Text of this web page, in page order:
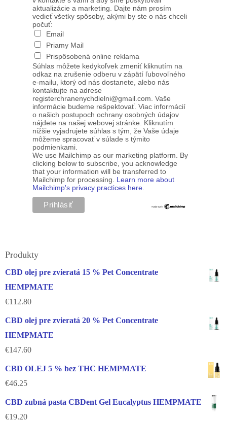
aktualizácie a marketing. Dajte nám prosím
vedieť všetky spôsoby, akými by ste o nás chceli
počuť:
Email
Priamy Mail
Prispôsobená online reklama
Súhlas môžete kedykoľvek zmeniť kliknutím na
odkaz na zrušenie odberu v zápätí ľubovoľného
e-mailu, ktorý od nás dostanete, alebo nás
kontaktujte na adrese
registerchranenychdielni@gmail.com. Vaše
informácie budeme rešpektovať. Viac informácií
o našich postupoch ochrany osobných údajov
nájdete na našej webovej stránke. Kliknutím
nižšie vyjadrujete súhlas s tým, že Vaše údaje
môžeme spracovať v súlade s týmito
podmienkami.
We use Mailchimp as our marketing platform. By
clicking below to subscribe, you acknowledge
that your information will be transferred to
Mailchimp for processing. Learn more about
Mailchimp's privacy practices here.
Produkty
CBD olej pre zvieratá 15 % Pet Concentrate
HEMPMATE
€112.80
CBD olej pre zvieratá 20 % Pet Concentrate
HEMPMATE
€147.60
CBD OLEJ 5 % bez THC HEMPMATE
€46.25
CBD zubná pasta CBDent Gel Eucalyptus HEMPMATE
€19.20